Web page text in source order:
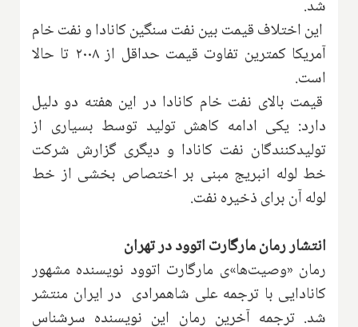
شد.
این اختلاف قیمت بین نفت سنگین کانادا و نفت خام
آمریکا کمترین تفاوت قیمت حداقل از ۲۰۰۸ تا حالا
است.
قیمت بالای نفت خام کانادا در این هفته دو دلیل
دارد: یکی ادامه کاهش تولید توسط بسیاری از
تولیدکنندگان نفت کانادا و دیگری گزارش شرکت
خط لوله انبریج مبنی بر اختصاص بخشی از خط
لوله آن برای ذخیره نفت.
انتشار رمان مارگارت اتوود در تهران
رمان «وصیت‌ها»ی مارگارت اتوود نویسنده مشهور
کانادایی با ترجمه علی شاهمرادی در ایران منتشر
شد. ترجمه آخرین رمان این نویسنده‌ سرشناس